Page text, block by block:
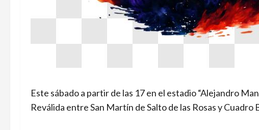
Este sábado a partir de las 17 en el estadio “Alejandro
Reválida entre San Martín de Salto de las Rosas y Cuadro